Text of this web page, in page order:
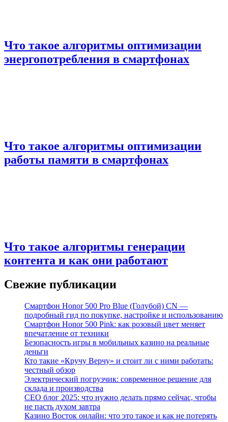
Что такое алгоритмы оптимизации
энергопотребления в смартфонах
Что такое алгоритмы оптимизации
работы памяти в смартфонах
Что такое алгоритмы генерации
контента и как они работают
Свежие публикации
Смартфон Honor 500 Pro Blue (Голубой) CN —
подробный гид по покупке, настройке и использованию
Смартфон Honor 500 Pink: как розовый цвет меняет
впечатление от техники
Безопасность игры в мобильных казино на реальные
деньги
Кто такие «Кручу Верчу» и стоит ли с ними работать:
честный обзор
Электрический погрузчик: современное решение для
склада и производства
СЕО блог 2025: что нужно делать прямо сейчас, чтобы
не пасть духом завтра
Казино Восток онлайн: что это такое и как не потерять